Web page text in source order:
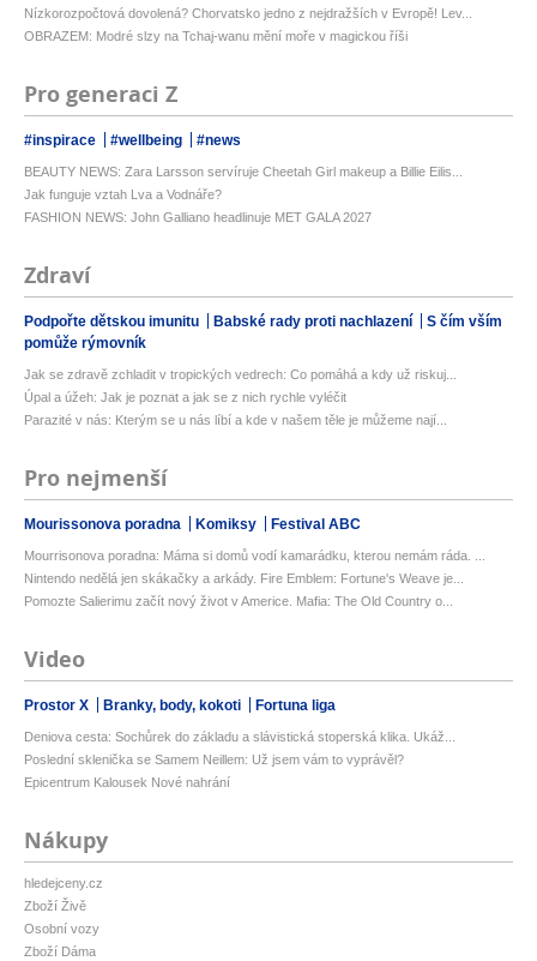
Nízkorozpočtová dovolená? Chorvatsko jedno z nejdražších v Evropě! Lev...
OBRAZEM: Modré slzy na Tchaj-wanu mění moře v magickou říši
Pro generaci Z
#inspirace #wellbeing #news
BEAUTY NEWS: Zara Larsson servíruje Cheetah Girl makeup a Billie Eilis...
Jak funguje vztah Lva a Vodnáře?
FASHION NEWS: John Galliano headlinuje MET GALA 2027
Zdraví
Podpořte dětskou imunitu Babské rady proti nachlazení
S čím vším
pomůže rýmovník
Jak se zdravě zchladit v tropických vedrech: Co pomáhá a kdy už riskuj...
Úpal a úžeh: Jak je poznat a jak se z nich rychle vyléčit
Parazité v nás: Kterým se u nás líbí a kde v našem těle je můžeme nají...
Pro nejmenší
Mourissonova poradna Komiksy Festival ABC
Mourrisonova poradna: Máma si domů vodí kamarádku, kterou nemám ráda. ...
Nintendo nedělá jen skákačky a arkády. Fire Emblem: Fortune's Weave je...
Pomozte Salierimu začít nový život v Americe. Mafia: The Old Country o...
Video
Prostor X Branky, body, kokoti Fortuna liga
Deniova cesta: Sochůrek do základu a slávistická stoperská klika. Ukáž...
Poslední sklenička se Samem Neillem: Už jsem vám to vyprávěl?
Epicentrum Kalousek Nové nahrání
Nákupy
hledejceny.cz
Zboží Živě
Osobní vozy
Zboží Dáma